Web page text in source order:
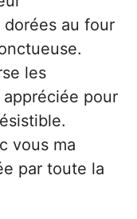
au four
les
pour
vous ma
par toute la